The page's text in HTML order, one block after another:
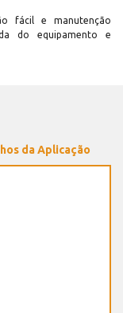
fácil e manutenção
do equipamento e
da Aplicação